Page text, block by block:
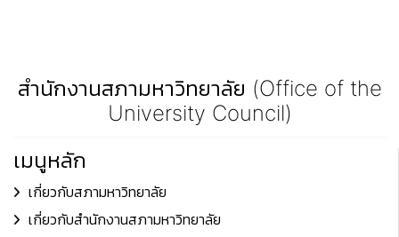
สำนักงานสภามหาวิทยาลัย (Office of the
University Council)
เมนูหลัก
เกี่ยวกับสภามหาวิทยาลัย
เกี่ยวกับสำนักงานสภามหาวิทยาลัย